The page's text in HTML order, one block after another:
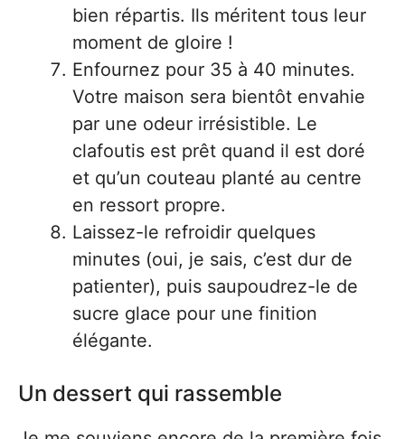
bien répartis. Ils méritent tous leur
moment de gloire !
Enfournez pour 35 à 40 minutes.
Votre maison sera bientôt envahie
par une odeur irrésistible. Le
clafoutis est prêt quand il est doré
et qu’un couteau planté au centre
en ressort propre.
Laissez-le refroidir quelques
minutes (oui, je sais, c’est dur de
patienter), puis saupoudrez-le de
sucre glace pour une finition
élégante.
Un dessert qui rassemble